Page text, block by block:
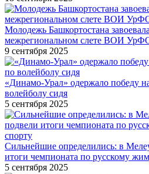
Молодежь Башкортостана
межрегиональном слете ВОИ
9 сентября 2025
«Динамо-Урал» одержало победу
волейболу сидя
5 сентября 2025
Сильнейшие определились: в
итоги чемпионата по русскому
5 сентября 2025